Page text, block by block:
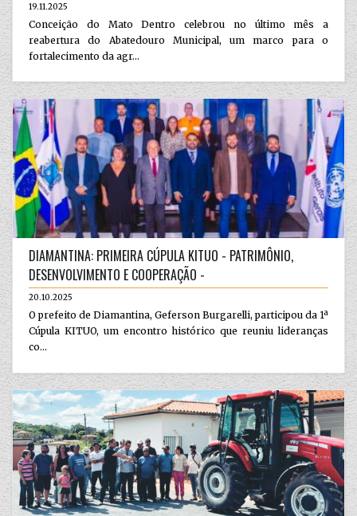
19.11.2025
Conceição do Mato Dentro celebrou no último mês a
reabertura do Abatedouro Municipal, um marco para o
fortalecimento da agr...
DIAMANTINA: PRIMEIRA CÚPULA KITUO - PATRIMÔNIO,
DESENVOLVIMENTO E COOPERAÇÃO -
20.10.2025
O prefeito de Diamantina, Geferson Burgarelli, participou da 1ª
Cúpula KITUO, um encontro histórico que reuniu lideranças
co...